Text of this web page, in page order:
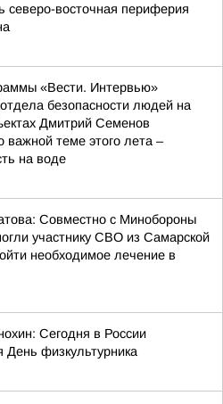
северо-восточная периферия
«Вести. Интервью»
безопасности людей на
Дмитрий Семенов
важной теме этого лета –
на воде
Совместно с Минобороны
участнику СВО из Самарской
необходимое лечение в
Сегодня в России
День физкультурника